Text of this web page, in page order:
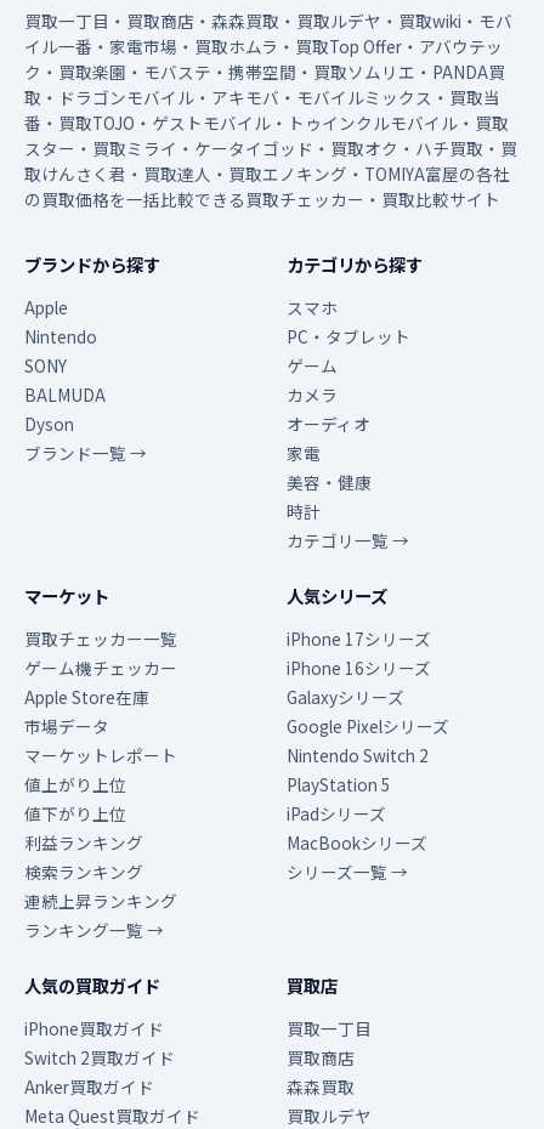
買取一丁目・買取商店・森森買取・買取ルデヤ・買取wiki・モバ
イル一番・家電市場・買取ホムラ・買取Top Offer・アバウテッ
ク・買取楽園・モバステ・携帯空間・買取ソムリエ・PANDA買
取・ドラゴンモバイル・アキモバ・モバイルミックス・買取当
番・買取TOJO・ゲストモバイル・トゥインクルモバイル・買取
スター・買取ミライ・ケータイゴッド・買取オク・ハチ買取・買
取けんさく君・買取達人・買取エノキング・TOMIYA富屋の各社
の買取価格を一括比較できる買取チェッカー・買取比較サイト
ブランドから探す
Apple
Nintendo
SONY
BALMUDA
Dyson
ブランド一覧 →
カテゴリから探す
スマホ
PC・タブレット
ゲーム
カメラ
オーディオ
家電
美容・健康
時計
カテゴリ一覧 →
マーケット
買取チェッカー一覧
ゲーム機チェッカー
Apple Store在庫
市場データ
マーケットレポート
値上がり上位
値下がり上位
利益ランキング
検索ランキング
連続上昇ランキング
ランキング一覧 →
人気シリーズ
iPhone 17シリーズ
iPhone 16シリーズ
Galaxyシリーズ
Google Pixelシリーズ
Nintendo Switch 2
PlayStation 5
iPadシリーズ
MacBookシリーズ
シリーズ一覧 →
人気の買取ガイド
iPhone買取ガイド
Switch 2買取ガイド
Anker買取ガイド
Meta Quest買取ガイド
買取店
買取一丁目
買取商店
森森買取
買取ルデヤ